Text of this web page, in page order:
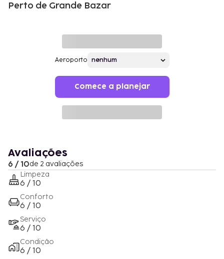
Perto de Grande Bazar
Aeroporto
Comece a planejar
Avaliações
6 / 10de 2 avaliações
Limpeza
6 / 10
Conforto
6 / 10
Serviço
6 / 10
Condição
6 / 10